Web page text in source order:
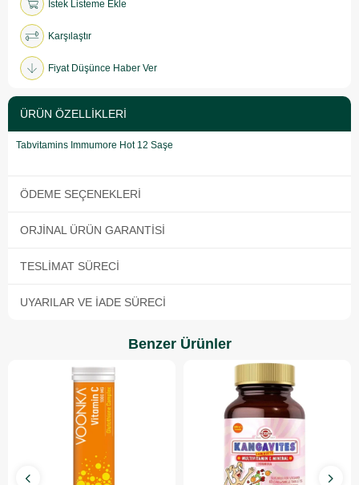
İstek Listeme Ekle
Karşılaştır
Fiyat Düşünce Haber Ver
ÜRÜN ÖZELLIKLERI
Tabvitamins Immumore Hot 12 Saşe
ÖDEME SEÇENEKLERI
ORJINAL ÜRÜN GARANTISI
TESLIMAT SÜRECI
UYARILAR VE İADE SÜRECI
Benzer Ürünler